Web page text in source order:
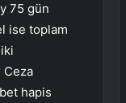
75 gün
ise toplam
Ceza
hapis